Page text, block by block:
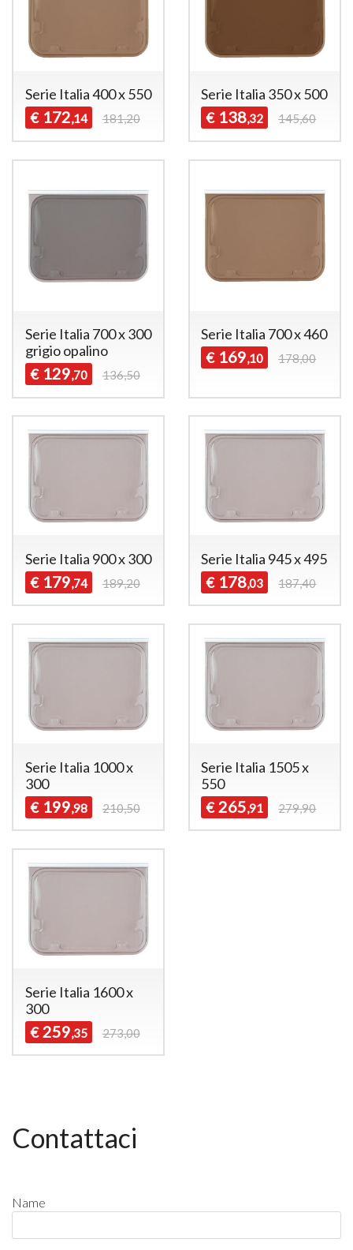
Serie Italia 400 x 550
€ 172,14 181,20
Serie Italia 350 x 500
€ 138,32 145,60
Serie Italia 700 x 300
grigio opalino
€ 129,70 136,50
Serie Italia 700 x 460
€ 169,10 178,00
Serie Italia 900 x 300
€ 179,74 189,20
Serie Italia 945 x 495
€ 178,03 187,40
Serie Italia 1000 x
300
€ 199,98 210,50
Serie Italia 1505 x
550
€ 265,91 279,90
Serie Italia 1600 x
300
€ 259,35 273,00
Contattaci
Name